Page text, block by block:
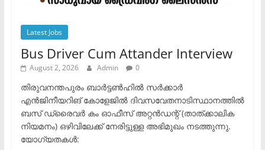
Latest Jobs
Bus Driver Cum Attander Interview
August 2, 2026 Admin 0
തിരുവനന്തപുരം ബാർട്ടൺഹിൽ സർക്കാർ
എൻജിനീയറിങ് കോളേജിൽ ദിവസവേതനാടിസ്ഥാനത്തിൽ
ബസ് ഡ്രൈവർ കം ഓഫീസ് അറ്റൻഡന്റ് (താത്ക്കാലിക
നിയമനം) ഒഴിവിലേക്ക് നേരിട്ടുള്ള അഭിമുഖം നടത്തുന്നു.​
യോഗ്യതകൾ: